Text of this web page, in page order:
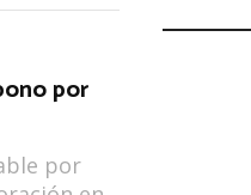
por
por